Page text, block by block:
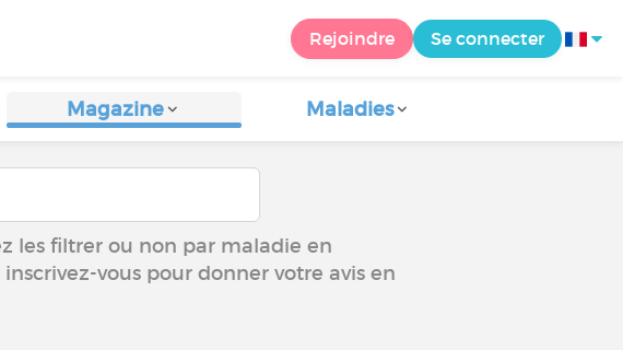
Rejoindre Se connecter
Magazine Maladies
les filtrer ou non par maladie en
vous pour donner votre avis en